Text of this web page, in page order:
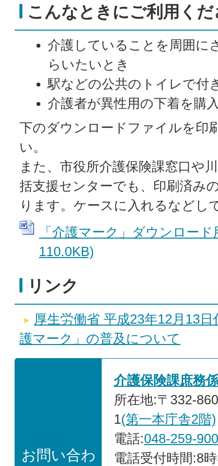
こんなときにご利用く
介護していることを周囲に
らいたいとき
駅などの公共のトイレで付
介護者が異性用の下着を購
下のダウンロードファイルを印
い。
また、市役所介護保険課窓口や
括支援センターでも、印刷済み
ります。ケースに入れるなどし
「介護マーク」ダウンロー
110.0KB)
リンク
厚生労働省 平成23年12月13
護マーク」の普及について
お問い合わ
介護保険課庶務
所在地:〒332-
1(第一本庁舎2階)
電話:048-259-
電話受付時間:8